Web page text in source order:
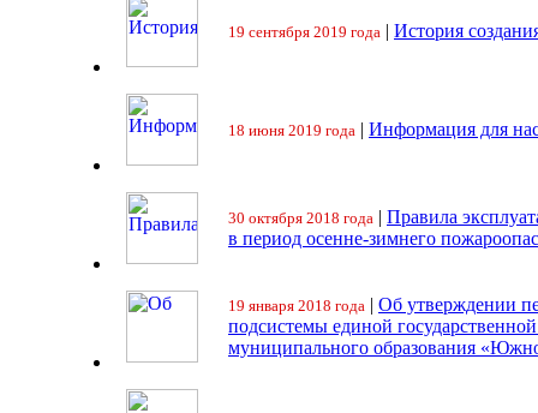
19 сентября 2019 года | История
18 июня 2019 года | Информация для
30 октября 2018 года | Правила
в период осенне-зимнего
19 января 2018 года | Об утверждении
подсистемы единой
муниципального образования